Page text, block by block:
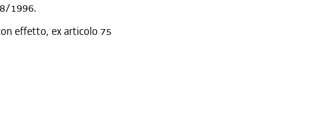
1996.
effetto, ex articolo 75